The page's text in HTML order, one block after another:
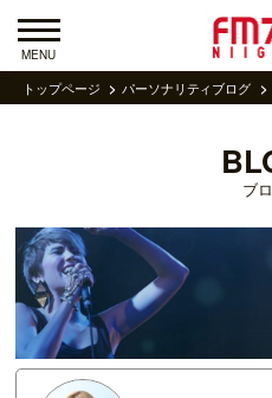
MENU
トップページ パーソナリティブログ
ブ